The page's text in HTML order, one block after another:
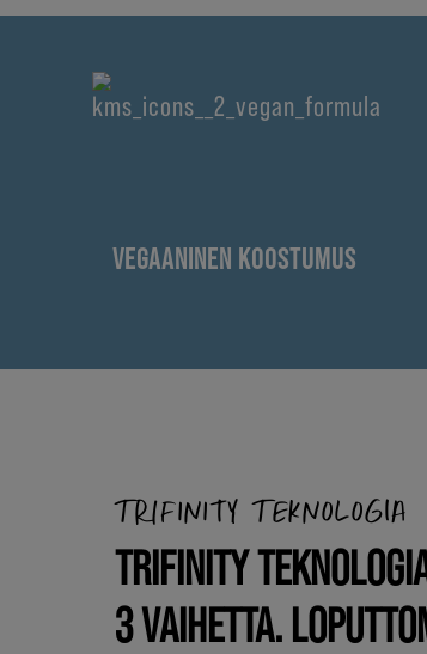
VEGAANINEN KOOSTUMUS
TRIFINITY TEKNOLOGIA
TRIFINITY
3 VAIHETTA.